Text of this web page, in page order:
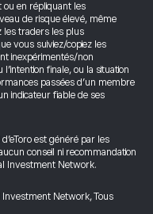
ou en répliquant les
de risque élevé, même
les traders les plus
vous suiviez/copiez les
inexpérimentés/non
finale, ou la situation
passées d’un membre
indicateur fiable de ses
est généré par les
conseil ni recommandation
Investment Network.
Network, Tous